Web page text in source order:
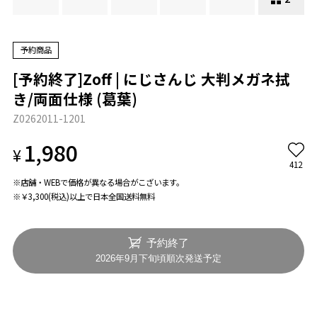
予約商品
[予約終了]Zoff | にじさんじ 大判メガネ拭
き/両面仕様 (葛葉)
Z0262011-1201
¥1,980 412
※店舗・WEBで価格が異なる場合がこざいます。
※￥3,300(税込)以上で日本全国送料無料
予約終了
2026年9月下旬頃順次発送予定